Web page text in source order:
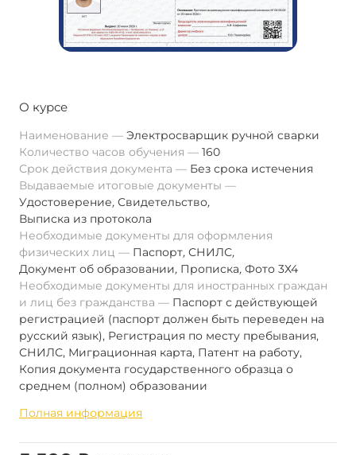
О курсе
Наименование
Электросварщик ручной сварки
Количество часов обучения
160
Срок действия документа
Без срока истечения
Выдаваемые итоговые документы
Удостоверение, Свидетельство,
Выписка из протокола
Необходимые документы для оформления
физических лиц
Паспорт, СНИЛС,
Документ об образовании, Прописка, Фото 3Х4
Необходимые документы для иностранных граждан
и лиц без гражданства
Паспорт с действующей
регистрацией (паспорт должен быть переведен на
русский язык), Регистрация по месту пребывания,
СНИЛС, Миграционная карта, Патент на работу,
Копия документа государственного образца о
среднем (полном) образовании
Полная информация